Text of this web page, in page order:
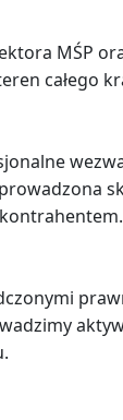
MŚP
całego